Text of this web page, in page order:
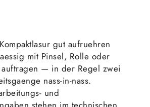
gut aufruehren
mit Pinsel, Rolle oder
— in der Regel zwei
nass-in-nass.
und